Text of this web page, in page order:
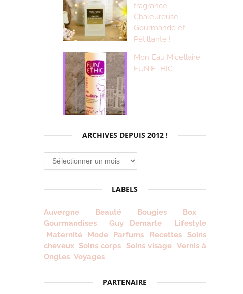
fragrance
Chaleureuse,
Gourmande et
Pétillante !
Mon Eau Micellaire
FUN’ETHIC
ARCHIVES DEPUIS 2012 !
Archives
depuis
!
LABELS
Auvergne Beauté Bougies
Box
Gourmandises
Guy Demarle
Lifestyle
Maternité
Mode Parfums Recettes Soins
cheveux Soins corps Soins visage Vernis à
Ongles Voyages
PARTENAIRE